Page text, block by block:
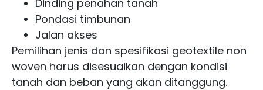
Dinding penahan tanah
Pondasi timbunan
Jalan akses
Pemilihan jenis dan spesifikasi geotextile non
woven harus disesuaikan dengan kondisi
tanah dan beban yang akan ditanggung.